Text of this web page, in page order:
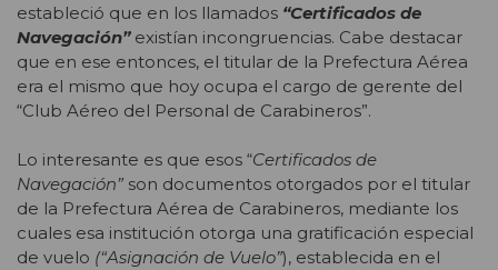
estableció que en los llamados “Certificados de
Navegación”existían incongruencias. Cabe destacar
que en ese entonces, el titular de la Prefectura Aérea
era el mismo que hoy ocupa el cargo de gerente del
“Club Aéreo del Personal de Carabineros”.
Lo interesante es que esos “Certificados de
Navegación” son documentos otorgados por el titular
de la Prefectura Aérea de Carabineros, mediante los
cuales esa institución otorga una gratificación especial
de vuelo (“Asignación de Vuelo”), establecida en el